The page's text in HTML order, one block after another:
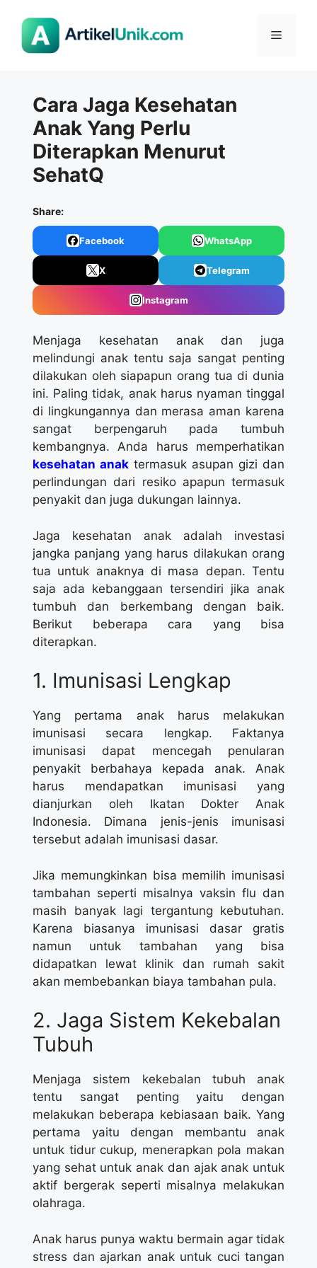
Menu
Cara Jaga Kesehatan
Anak Yang Perlu
Diterapkan Menurut
SehatQ
Share:
Facebook WhatsApp
X Telegram
Instagram
Menjaga kesehatan anak dan juga
melindungi anak tentu saja sangat penting
dilakukan oleh siapapun orang tua di dunia
ini. Paling tidak, anak harus nyaman tinggal
di lingkungannya dan merasa aman karena
sangat berpengaruh pada tumbuh
kembangnya. Anda harus memperhatikan
kesehatan anak termasuk asupan gizi dan
perlindungan dari resiko apapun termasuk
penyakit dan juga dukungan lainnya.
Jaga kesehatan anak adalah investasi
jangka panjang yang harus dilakukan orang
tua untuk anaknya di masa depan. Tentu
saja ada kebanggaan tersendiri jika anak
tumbuh dan berkembang dengan baik.
Berikut beberapa cara yang bisa
diterapkan.
1. Imunisasi Lengkap
Yang pertama anak harus melakukan
imunisasi secara lengkap. Faktanya
imunisasi dapat mencegah penularan
penyakit berbahaya kepada anak. Anak
harus mendapatkan imunisasi yang
dianjurkan oleh Ikatan Dokter Anak
Indonesia. Dimana jenis-jenis imunisasi
tersebut adalah imunisasi dasar.
Jika memungkinkan bisa memilih imunisasi
tambahan seperti misalnya vaksin flu dan
masih banyak lagi tergantung kebutuhan.
Karena biasanya imunisasi dasar gratis
namun untuk tambahan yang bisa
didapatkan lewat klinik dan rumah sakit
akan membebankan biaya tambahan pula.
2. Jaga Sistem Kekebalan
Tubuh
Menjaga sistem kekebalan tubuh anak
tentu sangat penting yaitu dengan
melakukan beberapa kebiasaan baik. Yang
pertama yaitu dengan membantu anak
untuk tidur cukup, menerapkan pola makan
yang sehat untuk anak dan ajak anak untuk
aktif bergerak seperti misalnya melakukan
olahraga.
Anak harus punya waktu bermain agar tidak
stress dan ajarkan anak untuk cuci tangan